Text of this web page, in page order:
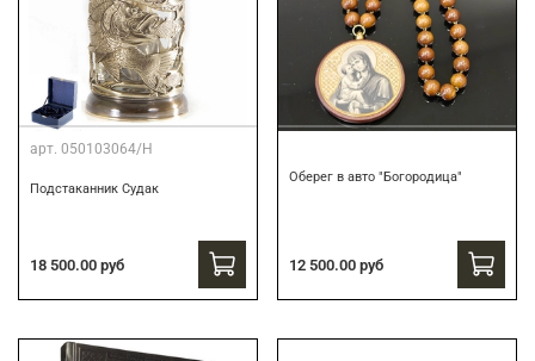
арт. 050103064/Н
Подстаканник Судак
18 500.00 руб
Оберег в авто "Богородица"
12 500.00 руб